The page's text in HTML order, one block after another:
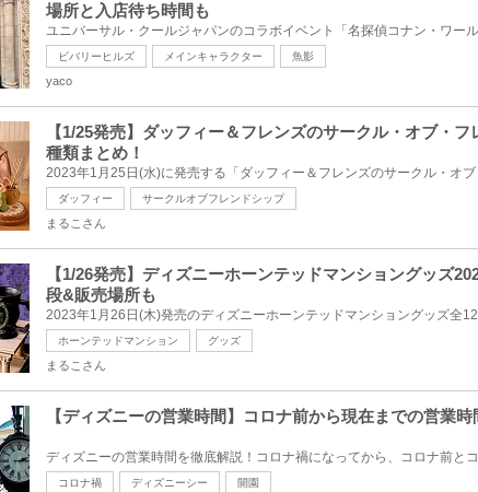
場所と入店待ち時間も
ビバリーヒルズ メインキャラクター 魚影
yaco
【1/25発売】ダッフィー＆フレンズのサークル・オブ・
種類まとめ！
ダッフィー サークルオブフレンドシップ
まるこさん
【1/26発売】ディズニーホーンテッドマンショングッズ
段&販売場所も
ホーンテッドマンション グッズ
まるこさん
【ディズニーの営業時間】コロナ前から現在までの営業時
コロナ禍 ディズニーシー 開園